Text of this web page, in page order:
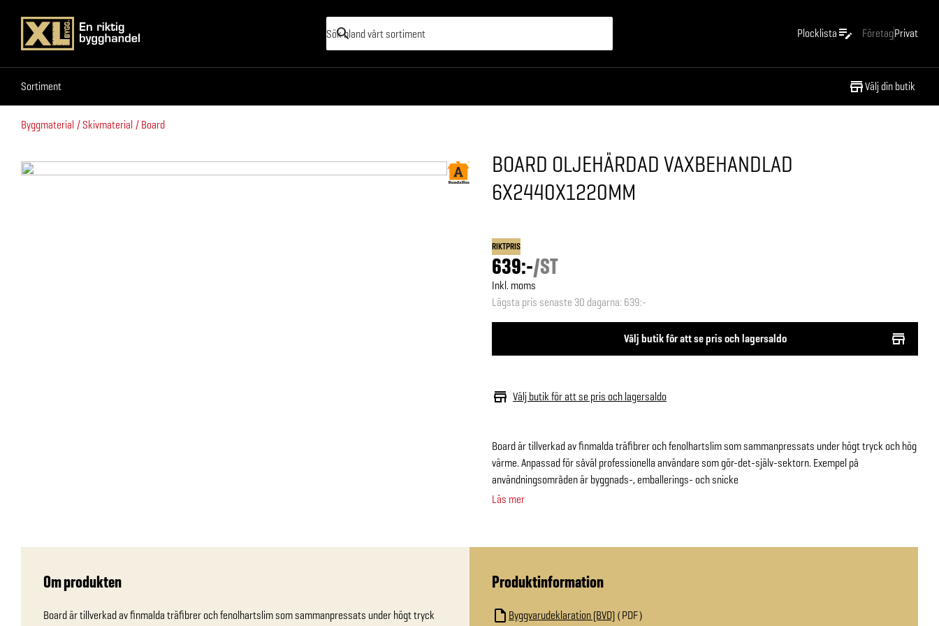
Plocklista FöretagPrivat
Sortiment Välj din butik
Sortiment
Byggmaterial Skivmaterial Board
BOARD OLJEHÄRDAD VAXBEHANDLAD
6X2440X1220MM
RIKTPRIS
639:-/ST
Inkl. moms
Lägsta pris senaste 30 dagarna: 639:-
Välj butik för att se pris och lagersaldo
Välj butik för att se pris och lagersaldo
Board är tillverkad av finmalda träfibrer och fenolhartslim som sammanpressats under högt tryck och hög
värme. Anpassad för såväl professionella användare som gör-det-själv-sektorn. Exempel på
användningsområden är byggnads-, emballerings- och snicke
Läs mer
Om produkten
Board är tillverkad av finmalda träfibrer och fenolhartslim som sammanpressats under högt tryck
Produktinformation
Byggvarudeklaration (BVD) PDF